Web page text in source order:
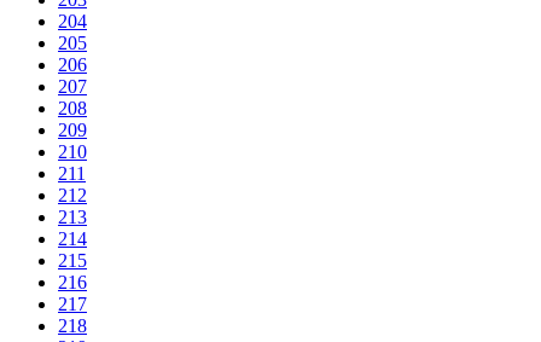
204
205
206
207
208
209
210
211
212
213
214
215
216
217
218